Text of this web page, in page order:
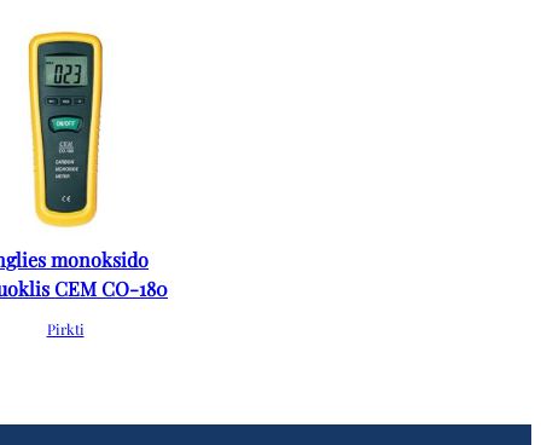
monoksido
CEM CO-180
Pirkti